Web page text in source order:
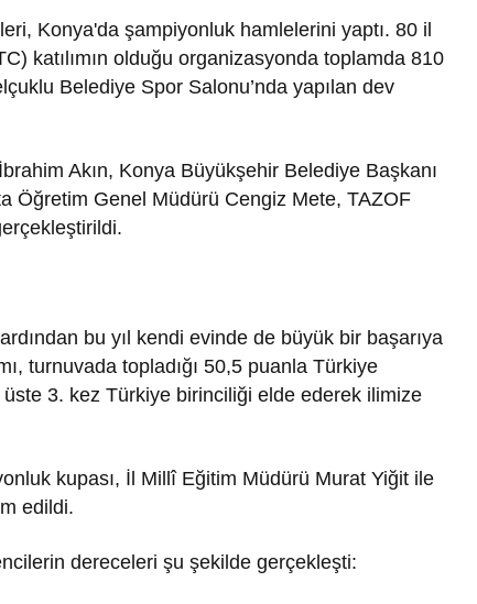
Konya'da şampiyonluk hamlelerini yaptı. 80 il
katılımın olduğu organizasyonda toplamda 810
Belediye Spor Salonu’nda yapılan dev
Akın, Konya Büyükşehir Belediye Başkanı
Öğretim Genel Müdürü Cengiz Mete, TAZOF
bu yıl kendi evinde de büyük bir başarıya
turnuvada topladığı 50,5 puanla Türkiye
3. kez Türkiye birinciliği elde ederek ilimize
kupası, İl Millî Eğitim Müdürü Murat Yiğit ile
edildi.
dereceleri şu şekilde gerçekleşti: